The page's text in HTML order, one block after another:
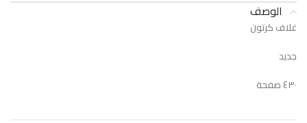
الوصف
غلاف كرتون
جديد
٤٣٠ صفحة